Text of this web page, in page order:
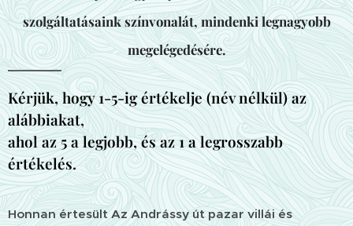
szolgáltatásaink színvonalát, mindenki legnagyobb
megelégedésére.
Kérjük, hogy 1-5-ig értékelje (név nélkül) az
alábbiakat,
ahol az 5 a legjobb, és az 1 a legrosszabb
értékelés.
Honnan értesült Az Andrássy út pazar villái és